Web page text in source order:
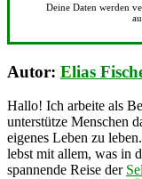
Deine Daten werden
Autor: Elias
Hallo! Ich arbeite als
unterstütze Menschen
eigenes Leben zu
lebst mit allem, was in
spannende Reise der